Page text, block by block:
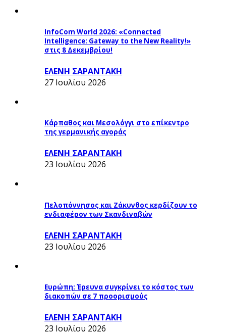
InfoCom World 2026: «Connected
Intelligence: Gateway to the New Reality!»
στις 8 Δεκεμβρίου!
ΕΛΕΝΗ ΣΑΡΑΝΤΑΚΗ
27 Ιουλίου 2026
Κάρπαθος και Μεσολόγγι στο επίκεντρο
της γερμανικής αγοράς
ΕΛΕΝΗ ΣΑΡΑΝΤΑΚΗ
23 Ιουλίου 2026
Πελοπόννησος και Ζάκυνθος κερδίζουν το
ενδιαφέρον των Σκανδιναβών
ΕΛΕΝΗ ΣΑΡΑΝΤΑΚΗ
23 Ιουλίου 2026
Ευρώπη: Έρευνα συγκρίνει το κόστος των
διακοπών σε 7 προορισμούς
ΕΛΕΝΗ ΣΑΡΑΝΤΑΚΗ
23 Ιουλίου 2026